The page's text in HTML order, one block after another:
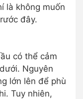
là không muốn
đây.
có thể cảm
Nguyên
lớn lên để phù
Tuy nhiên,